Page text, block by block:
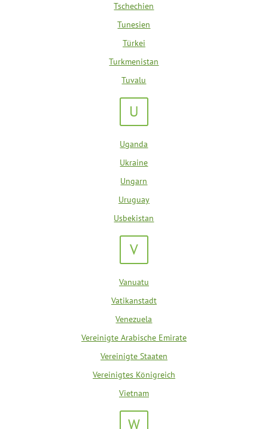
Tschechien
Tunesien
Türkei
Turkmenistan
Tuvalu
U
Uganda
Ukraine
Ungarn
Uruguay
Usbekistan
V
Vanuatu
Vatikanstadt
Venezuela
Vereinigte Arabische Emirate
Vereinigte Staaten
Vereinigtes Königreich
Vietnam
W